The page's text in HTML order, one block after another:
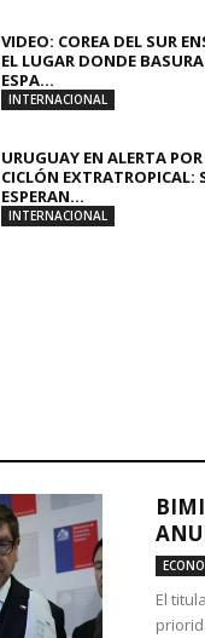
VIDEO: COREA DEL SUR
EL LUGAR DONDE BASURA
ESPA...
INTERNACIONAL
URUGUAY EN ALERTA POR
CICLÓN EXTRATROPICAL:
ESPERAN...
INTERNACIONAL
El